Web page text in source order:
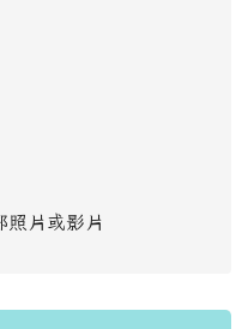
照片或影片